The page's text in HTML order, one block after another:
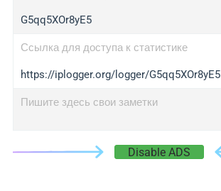
G5qq5XOr8yE5
Ссылка для доступа к статистике
https://iplogger.org/logger/G5qq5XOr8yE5
Пишите здесь свои заметки
Disable ADS